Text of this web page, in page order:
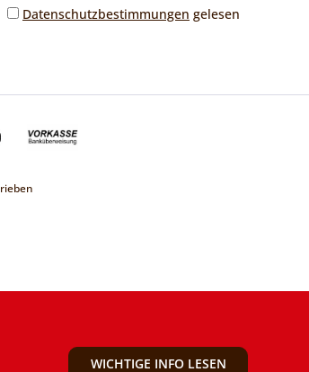
WICHTIGE INFO LESEN
Datenschutzbestimmungen gelesen